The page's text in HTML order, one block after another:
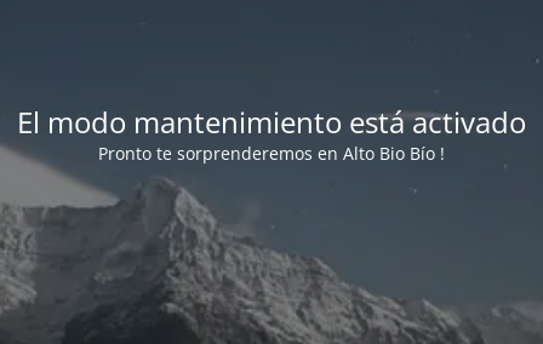
El modo mantenimiento está activado
Pronto te sorprenderemos en Alto Bio Bío !